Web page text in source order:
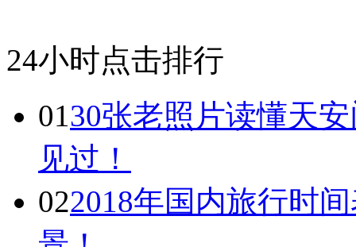
24小时点击排行
0130张老照片读懂天
见过！
022018年国内旅行时